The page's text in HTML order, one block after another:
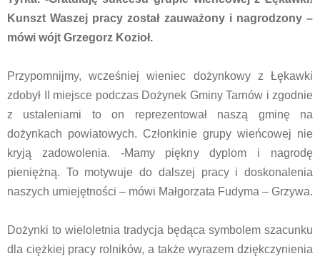
Kunszt Waszej pracy został zauważony i nagrodzony –
mówi wójt Grzegorz Kozioł.
Przypomnijmy, wcześniej wieniec dożynkowy z Łękawki
zdobył II miejsce podczas Dożynek Gminy Tarnów i zgodnie
z ustaleniami to on reprezentował naszą gminę na
dożynkach powiatowych. Członkinie grupy wieńcowej nie
kryją zadowolenia. -Mamy piękny dyplom i nagrodę
pieniężną. To motywuje do dalszej pracy i doskonalenia
naszych umiejętności – mówi Małgorzata Fudyma – Grzywa.
Dożynki to wieloletnia tradycja będąca symbolem szacunku
dla ciężkiej pracy rolników, a także wyrazem dziękczynienia